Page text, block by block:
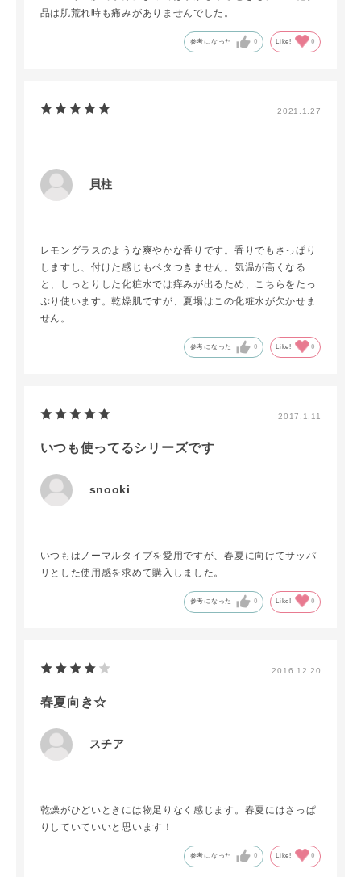
品は肌荒れ時も痛みがありませんでした。
参考になった 0 Like! 0
2021.1.27
貝柱
レモングラスのような爽やかな香りです。香りでもさっぱり
しますし、付けた感じもベタつきません。気温が高くなる
と、しっとりした化粧水では痒みが出るため、こちらをたっ
ぷり使います。乾燥肌ですが、夏場はこの化粧水が欠かせま
せん。
参考になった 0 Like! 0
2017.1.11
いつも使ってるシリーズです
snooki
いつもはノーマルタイプを愛用ですが、春夏に向けてサッパ
リとした使用感を求めて購入しました。
参考になった 0 Like! 0
2016.12.20
春夏向き☆
スチア
乾燥がひどいときには物足りなく感じます。春夏にはさっぱ
りしていていいと思います！
参考になった 0 Like! 0